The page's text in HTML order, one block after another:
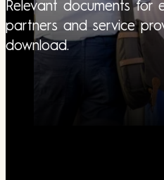
Relevant documents for
partners and service
download.